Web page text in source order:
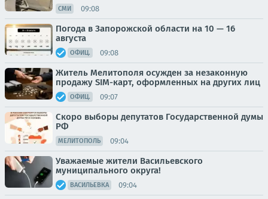
СМИ 09:08
Погода в Запорожской области на 10 — 16
августа
ОФИЦ. 09:08
Житель Мелитополя осужден за незаконную
продажу SIM-карт, оформленных на других лиц
ОФИЦ. 09:07
Скоро выборы депутатов Государственной думы
РФ
МЕЛИТОПОЛЬ 09:04
Уважаемые жители Васильевского
муниципального округа!
ВАСИЛЬЕВКА 09:04